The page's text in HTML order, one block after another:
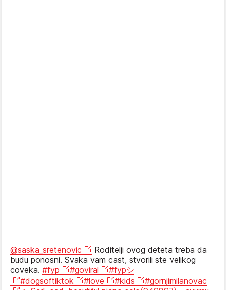
@saska_sretenovic
Roditelji ovog deteta treba da
budu ponosni. Svaka vam cast, stvorili ste velikog
coveka. #fyp #goviral
#fypシ
#dogsoftiktok
#love #kids
#gornjimilanovac